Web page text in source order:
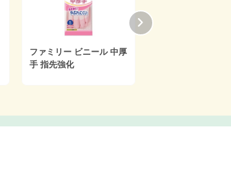
ファミリー ビニール 中厚
手 指先強化